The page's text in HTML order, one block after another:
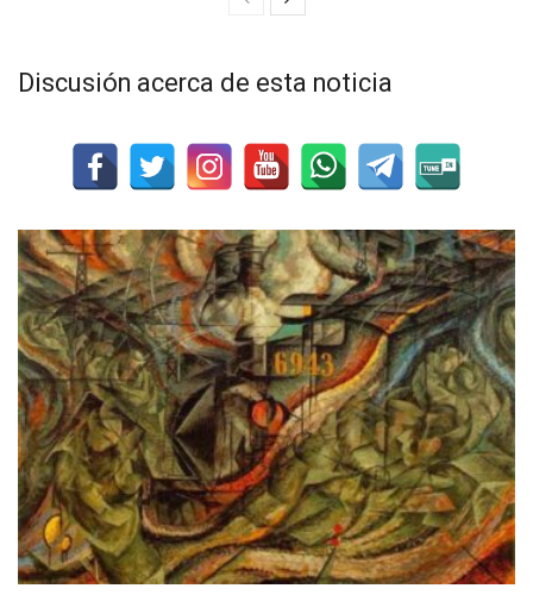
Discusión acerca de esta noticia